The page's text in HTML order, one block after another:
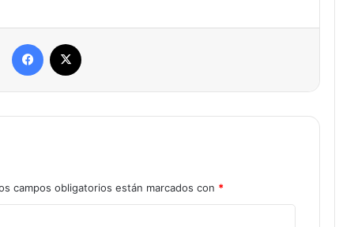
Facebook
campos obligatorios están marcados con *